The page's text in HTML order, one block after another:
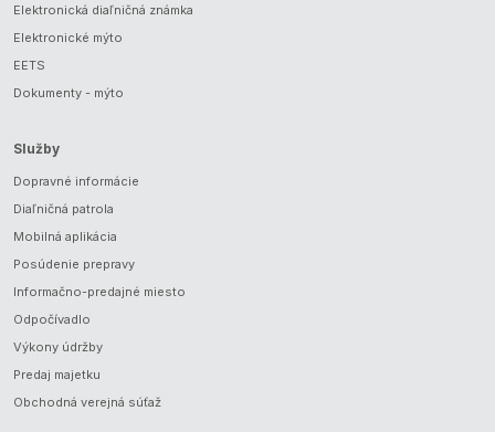
Elektronická diaľničná známka
Elektronické mýto
EETS
Dokumenty - mýto
Služby
Dopravné informácie
Diaľničná patrola
Mobilná aplikácia
Posúdenie prepravy
Informačno-predajné miesto
Odpočívadlo
Výkony údržby
Predaj majetku
Obchodná verejná súťaž